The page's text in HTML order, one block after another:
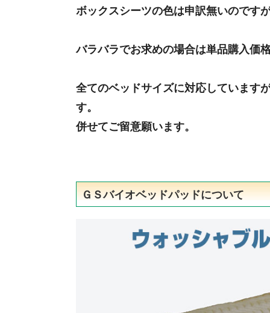
ボックスシーツの色は申訳無いのです
バラバラでお求めの場合は単品購入価
全てのベッドサイズに対応しています
す。
併せてご留意願います。
ＧＳバイオベッドパッドについて